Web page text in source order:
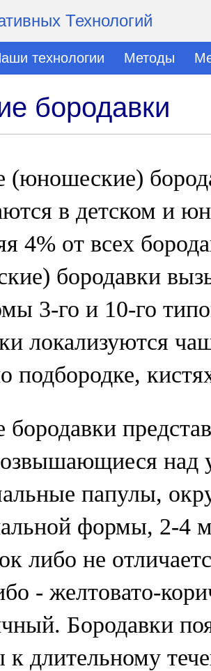
Технологий
технологии Методы
бородавки
(юношеские)
в детском и
4% от всех
бородавки
3-го и 10-го
локализуются
подбородке,
бородавки
над
папулы,
формы, 2-4
либо не
- желтовато-
Бородавки
к длительному